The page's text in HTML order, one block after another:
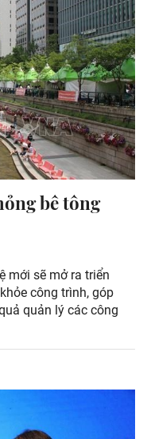
bê tông
mới sẽ mở ra triển
công trình, góp
quản lý các công